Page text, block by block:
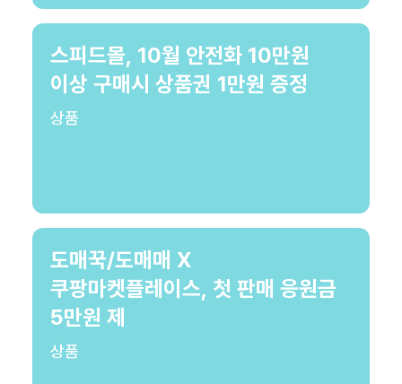
스피드몰, 10월 안전화 10만원
이상 구매시 상품권 1만원 증정
상품
도매꾹/도매매 X
쿠팡마켓플레이스, 첫 판매 응원금
5만원 제
상품